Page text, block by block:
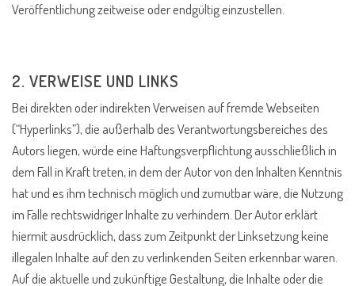
Veröffentlichung zeitweise oder endgültig einzustellen.
2. VERWEISE UND LINKS
Bei direkten oder indirekten Verweisen auf fremde Webseiten
(“Hyperlinks”), die außerhalb des Verantwortungsbereiches des
Autors liegen, würde eine Haftungsverpflichtung ausschließlich in
dem Fall in Kraft treten, in dem der Autor von den Inhalten Kenntnis
hat und es ihm technisch möglich und zumutbar wäre, die Nutzung
im Falle rechtswidriger Inhalte zu verhindern. Der Autor erklärt
hiermit ausdrücklich, dass zum Zeitpunkt der Linksetzung keine
illegalen Inhalte auf den zu verlinkenden Seiten erkennbar waren.
Auf die aktuelle und zukünftige Gestaltung, die Inhalte oder die